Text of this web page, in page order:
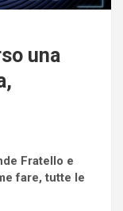
una
Fratello e
fare, tutte le